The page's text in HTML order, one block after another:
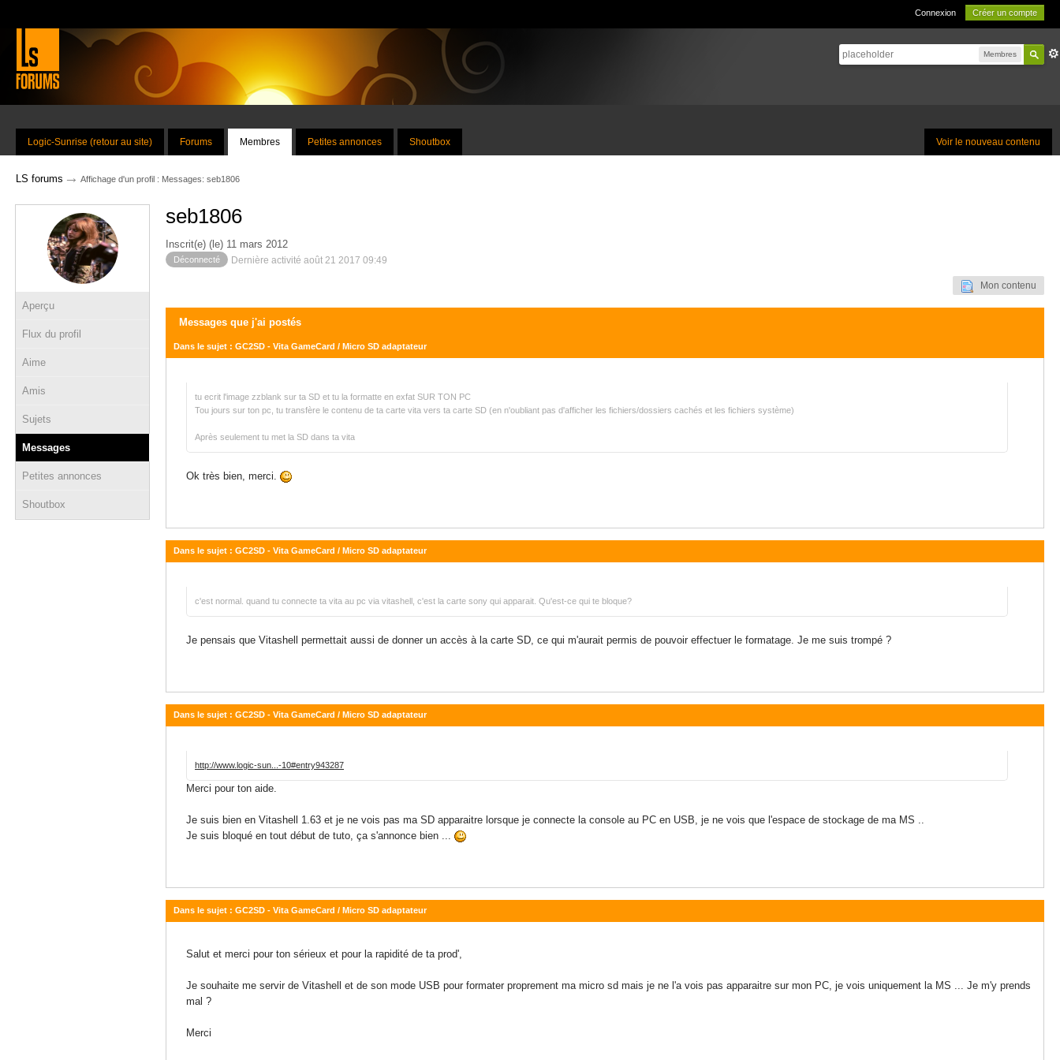
Connexion Créer un compte
Membres
Voir le nouveau contenu
Logic-Sunrise (retour au site) Forums Membres Petites annonces Shoutbox
LS forums → Affichage d'un profil : Messages: seb1806
Aperçu
Flux du profil
Aime
Amis
Sujets
Messages
Petites annonces
Shoutbox
seb1806
Inscrit(e) (le) 11 mars 2012
Déconnecté Dernière activité août 21 2017 09:49
Mon contenu
Messages que j'ai postés
Dans le sujet : GC2SD - Vita GameCard / Micro SD adaptateur
tu ecrit l'image zzblank sur ta SD et tu la formatte en exfat SUR TON PC
Tou jours sur ton pc, tu transfère le contenu de ta carte vita vers ta carte SD (en n'oubliant pas d'afficher les fichiers/dossiers cachés et les fichiers système)
Après seulement tu met la SD dans ta vita
Ok très bien, merci.
Dans le sujet : GC2SD - Vita GameCard / Micro SD adaptateur
c'est normal. quand tu connecte ta vita au pc via vitashell, c'est la carte sony qui apparait. Qu'est-ce qui te bloque?
Je pensais que Vitashell permettait aussi de donner un accès à la carte SD, ce qui m'aurait permis de pouvoir effectuer le formatage. Je me suis trompé ?
Dans le sujet : GC2SD - Vita GameCard / Micro SD adaptateur
http://www.logic-sun...-10#entry943287
Merci pour ton aide.
Je suis bien en Vitashell 1.63 et je ne vois pas ma SD apparaitre lorsque je connecte la console au PC en USB, je ne vois que l'espace de stockage de ma MS ..
Je suis bloqué en tout début de tuto, ça s'annonce bien ...
Dans le sujet : GC2SD - Vita GameCard / Micro SD adaptateur
Salut et merci pour ton sérieux et pour la rapidité de ta prod',
Je souhaite me servir de Vitashell et de son mode USB pour formater proprement ma micro sd mais je ne l'a vois pas apparaitre sur mon PC, je vois uniquement la MS ... Je m'y prends
mal ?
Merci